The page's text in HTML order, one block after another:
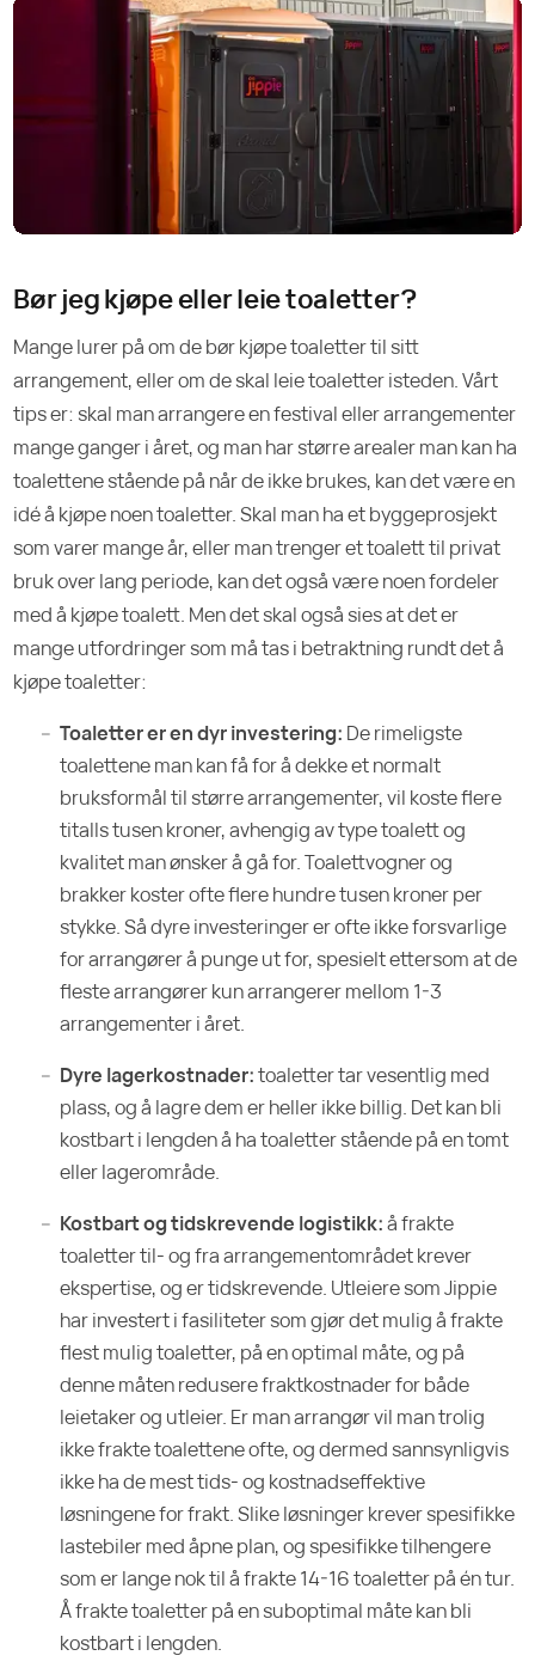
Bør jeg kjøpe eller leie toaletter?
Mange lurer på om de bør kjøpe toaletter til sitt
arrangement, eller om de skal leie toaletter isteden. Vårt
tips er: skal man arrangere en festival eller arrangementer
mange ganger i året, og man har større arealer man kan ha
toalettene stående på når de ikke brukes, kan det være en
idé å kjøpe noen toaletter. Skal man ha et byggeprosjekt
som varer mange år, eller man trenger et toalett til privat
bruk over lang periode, kan det også være noen fordeler
med å kjøpe toalett. Men det skal også sies at det er
mange utfordringer som må tas i betraktning rundt det å
kjøpe toaletter:
Toaletter er en dyr investering: De rimeligste
toalettene man kan få for å dekke et normalt
bruksformål til større arrangementer, vil koste flere
titalls tusen kroner, avhengig av type toalett og
kvalitet man ønsker å gå for. Toalettvogner og
brakker koster ofte flere hundre tusen kroner per
stykke. Så dyre investeringer er ofte ikke forsvarlige
for arrangører å punge ut for, spesielt ettersom at de
fleste arrangører kun arrangerer mellom 1-3
arrangementer i året.
Dyre lagerkostnader:toaletter tar vesentlig med
plass, og å lagre dem er heller ikke billig. Det kan bli
kostbart i lengden å ha toaletter stående på en tomt
eller lagerområde.
Kostbart og tidskrevende logistikk:å frakte
toaletter til- og fra arrangementområdet krever
ekspertise, og er tidskrevende. Utleiere som Jippie
har investert i fasiliteter som gjør det mulig å frakte
flest mulig toaletter, på en optimal måte, og på
denne måten redusere fraktkostnader for både
leietaker og utleier. Er man arrangør vil man trolig
ikke frakte toalettene ofte, og dermed sannsynligvis
ikke ha de mest tids- og kostnadseffektive
løsningene for frakt. Slike løsninger krever spesifikke
lastebiler med åpne plan, og spesifikke tilhengere
som er lange nok til å frakte 14-16 toaletter på én tur.
Å frakte toaletter på en suboptimal måte kan bli
kostbart i lengden.